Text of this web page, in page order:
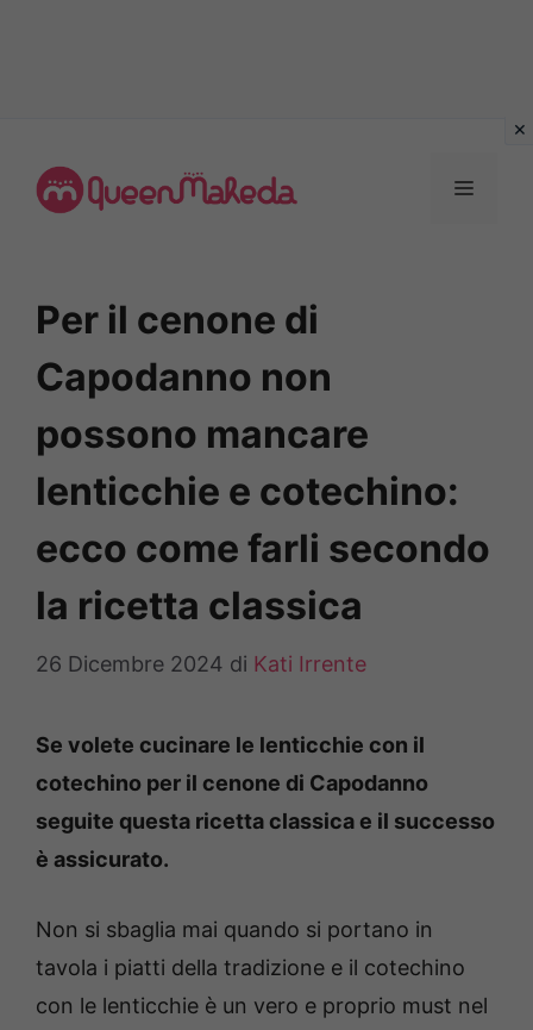
contenuto
MENU
Per il cenone di
Capodanno non
possono mancare
lenticchie e cotechino:
ecco come farli secondo
la ricetta classica
26 Dicembre 2024 di Kati Irrente
Se volete cucinare le lenticchie con il
cotechino per il cenone di Capodanno
seguite questa ricetta classica e il successo
è assicurato.
Non si sbaglia mai quando si portano in
tavola i piatti della tradizione e il cotechino
con le lenticchie è un vero e proprio must nel